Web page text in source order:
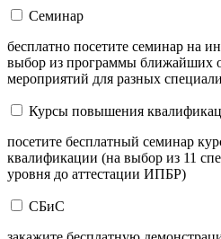
Семинар
бесплатно посетите семинар на
выбор из программы ближайших
мероприятий для разных
Курсы повышения
посетите бесплатный семинар
квалификации (на выбор из 11
уровня до аттестации ИПБР)
СБиС